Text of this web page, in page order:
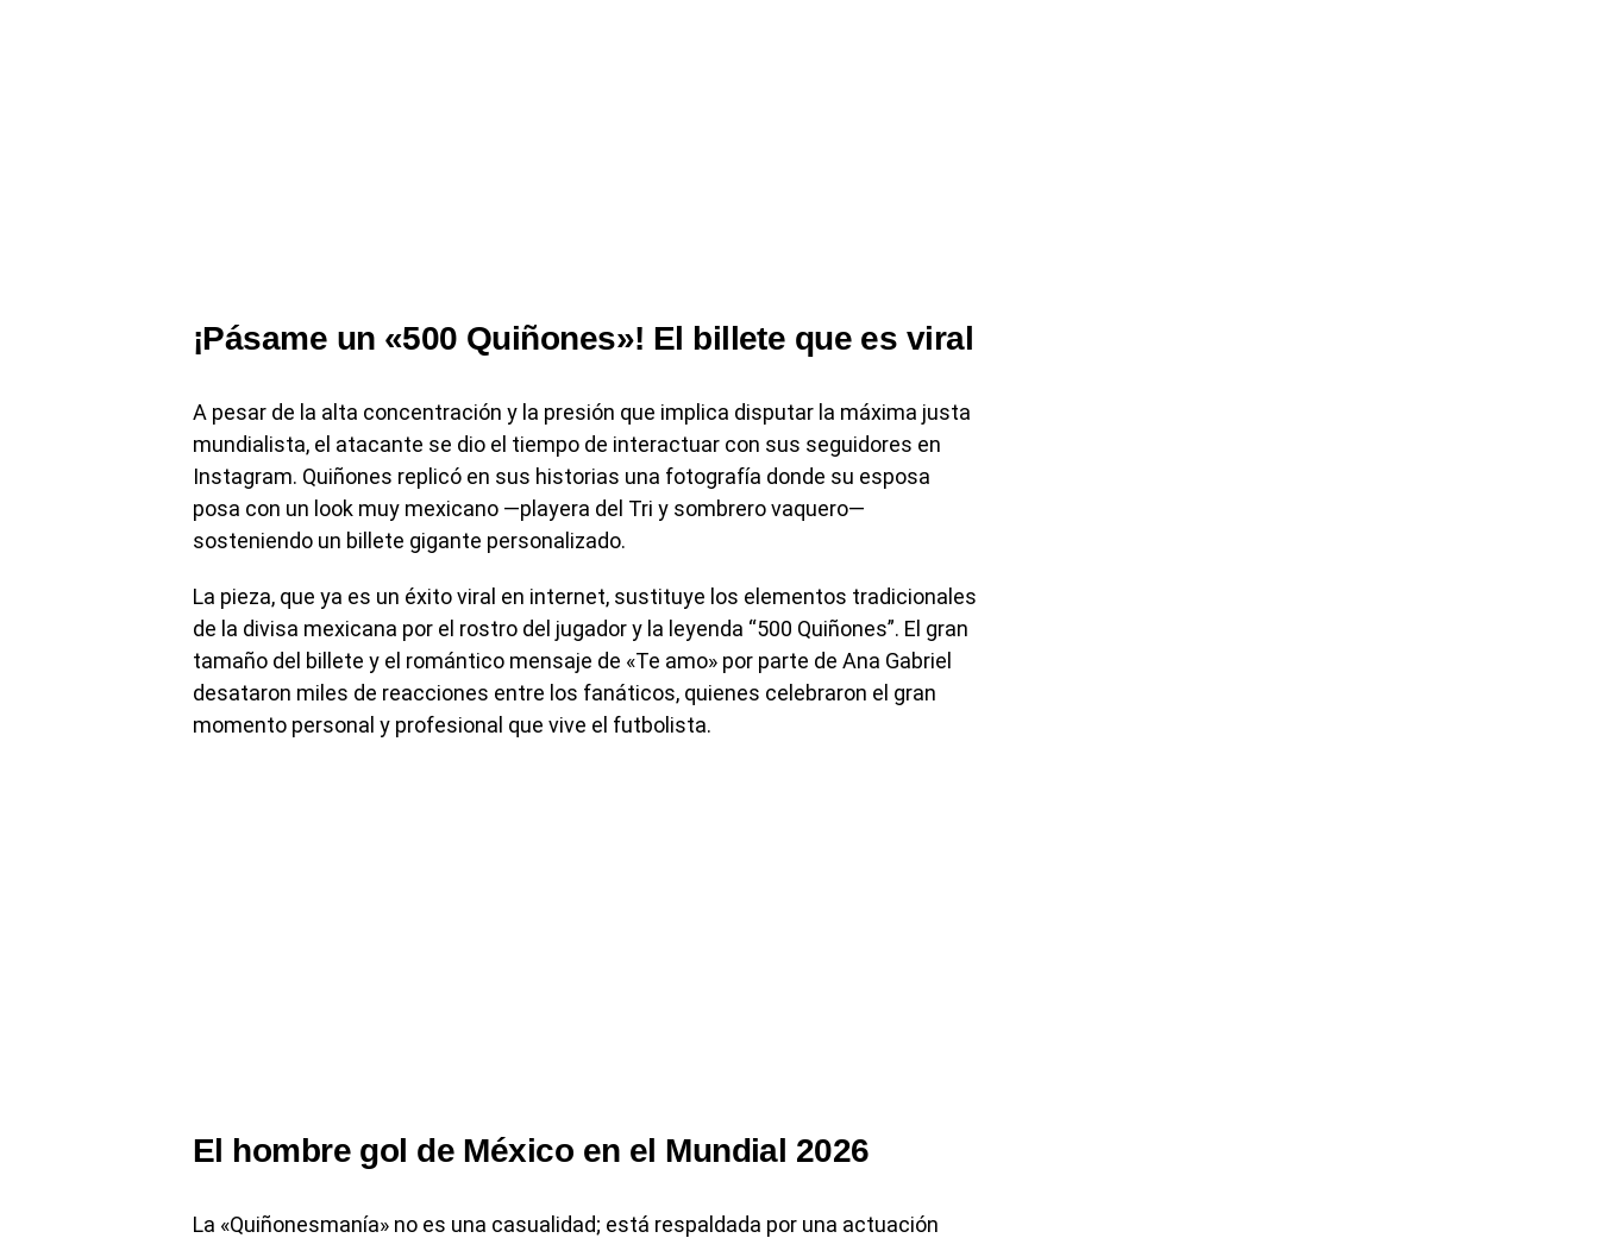
¡Pásame un «500 Quiñones»! El billete que es viral
A pesar de la alta concentración y la presión que implica disputar la máxima justa
mundialista, el atacante se dio el tiempo de interactuar con sus seguidores en
Instagram. Quiñones replicó en sus historias una fotografía donde su esposa
posa con un look muy mexicano —playera del Tri y sombrero vaquero—
sosteniendo un billete gigante personalizado.
La pieza, que ya es un éxito viral en internet, sustituye los elementos tradicionales
de la divisa mexicana por el rostro del jugador y la leyenda “500 Quiñones”. El gran
tamaño del billete y el romántico mensaje de «Te amo» por parte de Ana Gabriel
desataron miles de reacciones entre los fanáticos, quienes celebraron el gran
momento personal y profesional que vive el futbolista.
El hombre gol de México en el Mundial 2026
La «Quiñonesmanía» no es una casualidad; está respaldada por una actuación